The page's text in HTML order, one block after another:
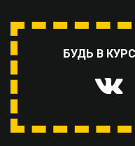
БУДЬ В